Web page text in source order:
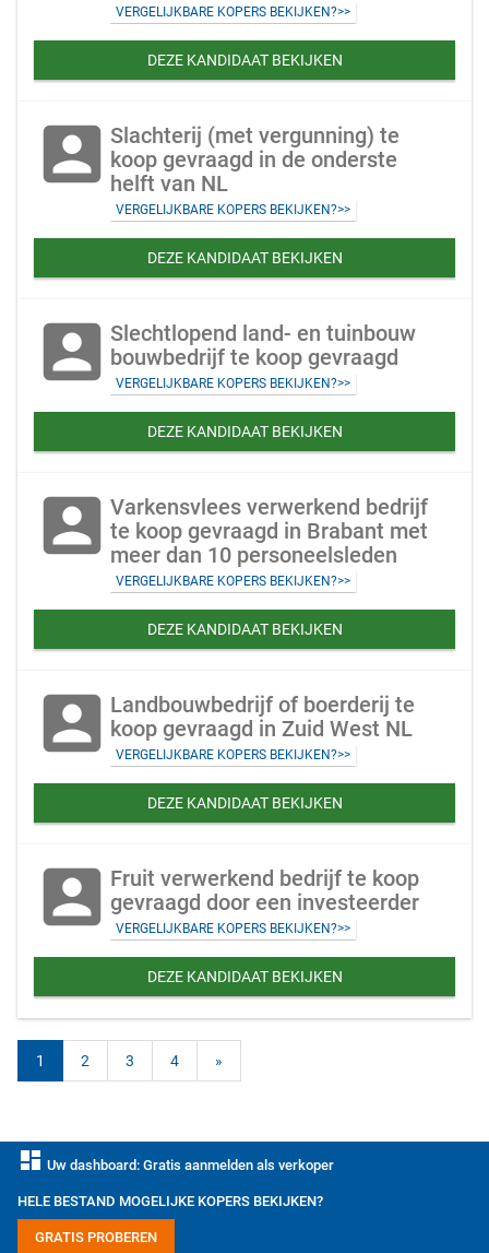
VERGELIJKBARE KOPERS BEKIJKEN?>>
DEZE KANDIDAAT BEKIJKEN
account_box Slachterij (met vergunning) te
koop gevraagd in de onderste
helft van NL
VERGELIJKBARE KOPERS BEKIJKEN?>>
DEZE KANDIDAAT BEKIJKEN
account_box Slechtlopend land- en tuinbouw
bouwbedrijf te koop gevraagd
VERGELIJKBARE KOPERS BEKIJKEN?>>
DEZE KANDIDAAT BEKIJKEN
account_box Varkensvlees verwerkend bedrijf
te koop gevraagd in Brabant met
meer dan 10 personeelsleden
VERGELIJKBARE KOPERS BEKIJKEN?>>
DEZE KANDIDAAT BEKIJKEN
account_box Landbouwbedrijf of boerderij te
koop gevraagd in Zuid West NL
VERGELIJKBARE KOPERS BEKIJKEN?>>
DEZE KANDIDAAT BEKIJKEN
account_box Fruit verwerkend bedrijf te koop
gevraagd door een investeerder
VERGELIJKBARE KOPERS BEKIJKEN?>>
DEZE KANDIDAAT BEKIJKEN
1 2 3 4 »
dashboard Uw dashboard: Gratis aanmelden als verkoper
HELE BESTAND MOGELIJKE KOPERS BEKIJKEN?
GRATIS PROBEREN